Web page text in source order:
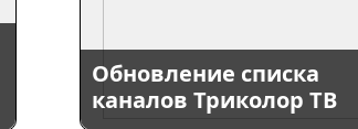
Обновление списка
каналов Триколор ТВ